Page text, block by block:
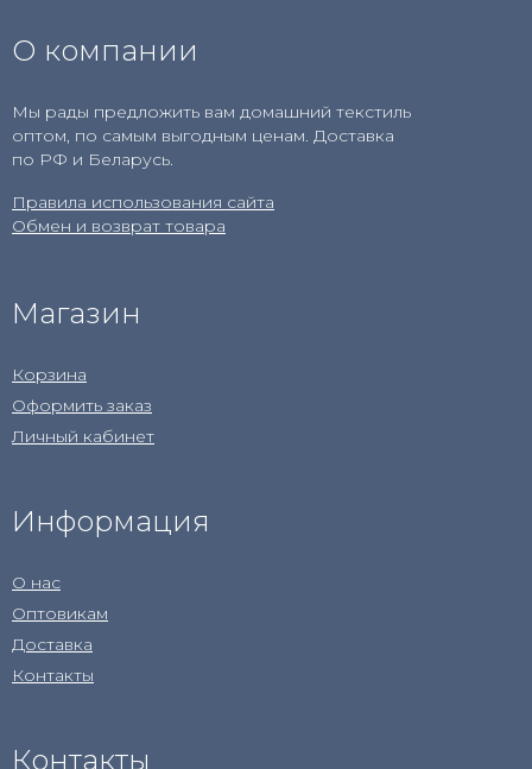
О компании
Мы рады предложить вам домашний текстиль
оптом, по самым выгодным ценам. Доставка
по РФ и Беларусь.
Правила использования сайта
Обмен и возврат товара
Магазин
Корзина
Оформить заказ
Личный кабинет
Информация
О нас
Оптовикам
Доставка
Контакты
Контакты